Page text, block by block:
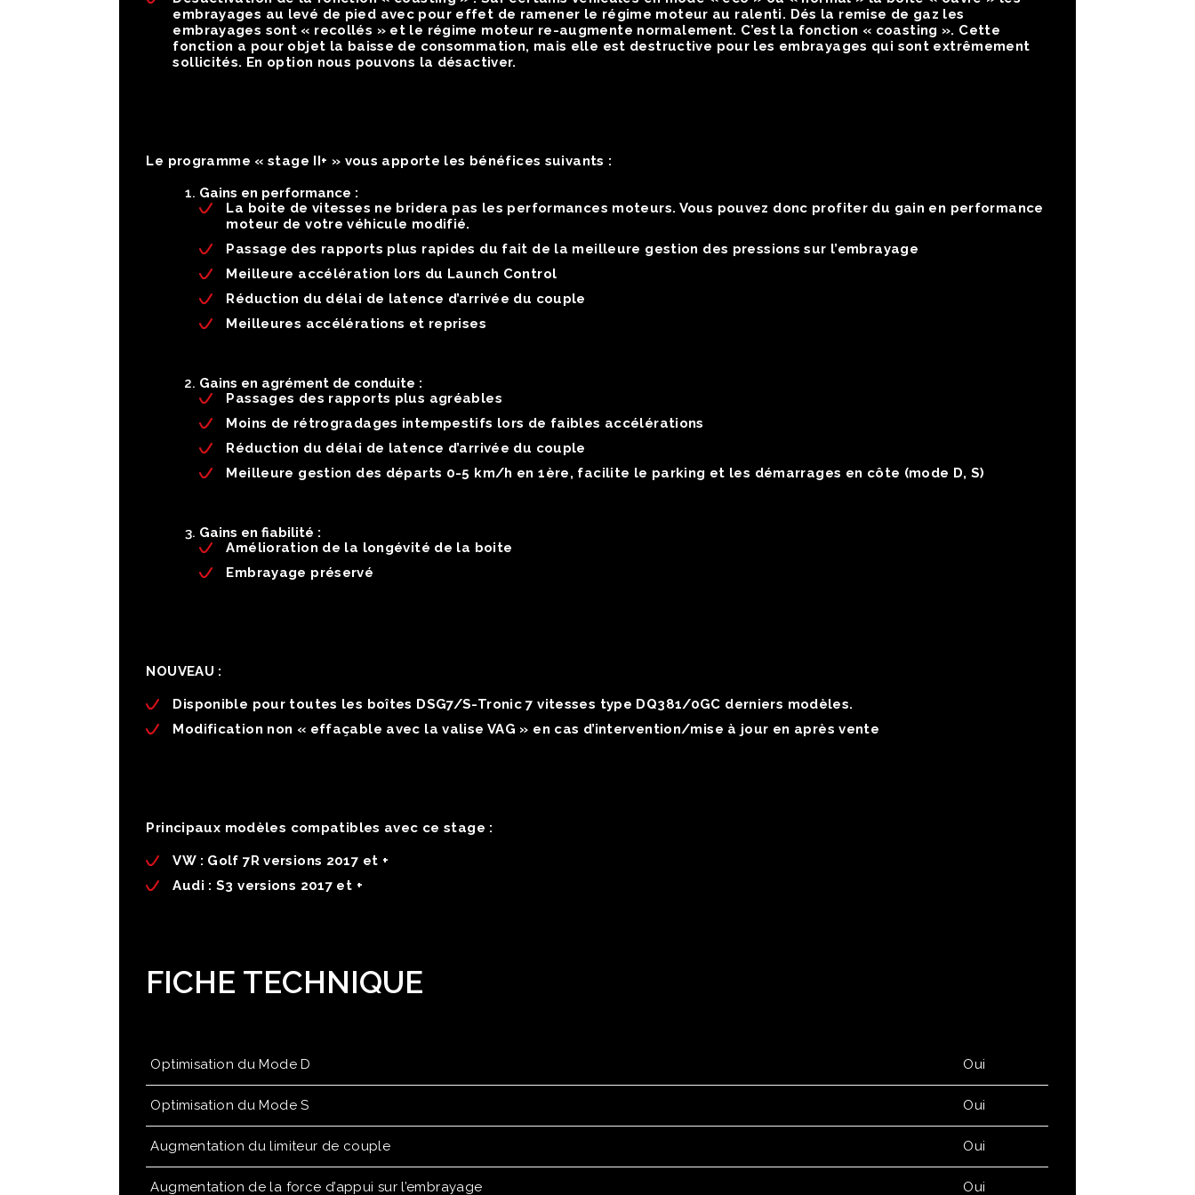
embrayages au levé de pied avec pour effet de ramener le régime moteur au ralenti. Dés la remise de gaz les
embrayages sont « recollés » et le régime moteur re-augmente normalement. C’est la fonction « coasting ». Cette
fonction a pour objet la baisse de consommation, mais elle est destructive pour les embrayages qui sont extrêmement
sollicités. En option nous pouvons la désactiver.
Le programme « stage II+ » vous apporte les bénéfices suivants :
Gains en performance :
La boite de vitesses ne bridera pas les performances moteurs. Vous pouvez donc profiter du gain en performance
moteur de votre véhicule modifié.
Passage des rapports plus rapides du fait de la meilleure gestion des pressions sur l’embrayage
Meilleure accélération lors du Launch Control
Réduction du délai de latence d’arrivée du couple
Meilleures accélérations et reprises
Gains en agrément de conduite :
Passages des rapports plus agréables
Moins de rétrogradages intempestifs lors de faibles accélérations
Réduction du délai de latence d’arrivée du couple
Meilleure gestion des départs 0-5 km/h en 1ère, facilite le parking et les démarrages en côte (mode D, S)
Gains en fiabilité :
Amélioration de la longévité de la boite
Embrayage préservé
NOUVEAU :
Disponible pour toutes les boîtes DSG7/S-Tronic 7 vitesses type DQ381/0GC derniers modèles.
Modification non « effaçable avec la valise VAG » en cas d’intervention/mise à jour en après vente
Principaux modèles compatibles avec ce stage :
VW : Golf 7R versions 2017 et +
Audi : S3 versions 2017 et +
FICHE TECHNIQUE
Optimisation du Mode D Oui
Optimisation du Mode S Oui
Augmentation du limiteur de couple Oui
Augmentation de la force d’appui sur l’embrayage Oui